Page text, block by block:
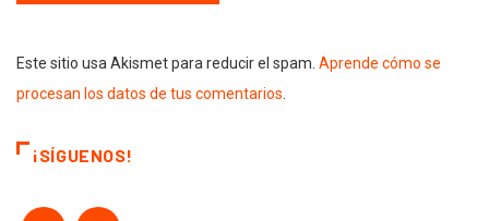
Este sitio usa Akismet para reducir el spam. Aprende cómo se
procesan los datos de tus comentarios
¡SÍGUENOS!